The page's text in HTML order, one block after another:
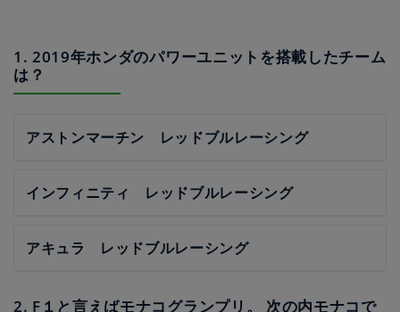
1. 2019年ホンダのパワーユニットを搭載したチーム
は？
アストンマーチン レッドブルレーシング
インフィニティ レッドブルレーシング
アキュラ レッドブルレーシング
2. F１と言えばモナコグランプリ。 次の内モナコで